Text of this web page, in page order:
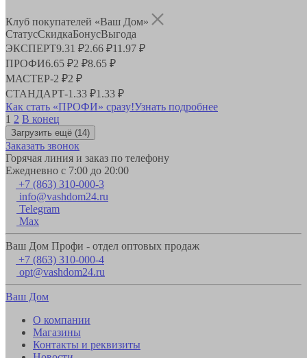
Клуб покупателей «Ваш Дом»
СтатусСкидкаБонусВыгода
ЭКСПЕРТ9.31 ₽2.66 ₽11.97 ₽
ПРОФИ6.65 ₽2 ₽8.65 ₽
МАСТЕР-2 ₽2 ₽
СТАНДАРТ-1.33 ₽1.33 ₽
Как стать «ПРОФИ» сразу!Узнать подробнее
1 2 В конец
Загрузить ещё (14)
Заказать звонок
Горячая линия и заказ по телефону
Ежедневно с 7:00 до 20:00
+7 (863) 310-000-3
info@vashdom24.ru
Telegram
Max
Ваш Дом Профи - отдел оптовых продаж
+7 (863) 310-000-4
opt@vashdom24.ru
Ваш Дом
О компании
Магазины
Контакты и реквизиты